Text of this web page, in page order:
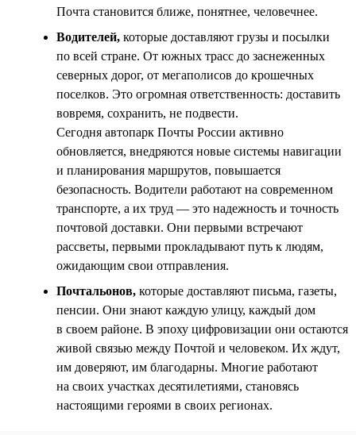
Почта становится ближе, понятнее, человечнее.
Водителей, которые доставляют грузы и посылки
по всей стране. От южных трасс до заснеженных
северных дорог, от мегаполисов до крошечных
поселков. Это огромная ответственность: доставить
вовремя, сохранить, не подвести.
Сегодня автопарк Почты России активно
обновляется, внедряются новые системы навигации
и планирования маршрутов, повышается
безопасность. Водители работают на современном
транспорте, а их труд — это надежность и точность
почтовой доставки. Они первыми встречают
рассветы, первыми прокладывают путь к людям,
ожидающим свои отправления.
Почтальонов, которые доставляют письма, газеты,
пенсии. Они знают каждую улицу, каждый дом
в своем районе. В эпоху цифровизации они остаются
живой связью между Почтой и человеком. Их ждут,
им доверяют, им благодарны. Многие работают
на своих участках десятилетиями, становясь
настоящими героями в своих регионах.